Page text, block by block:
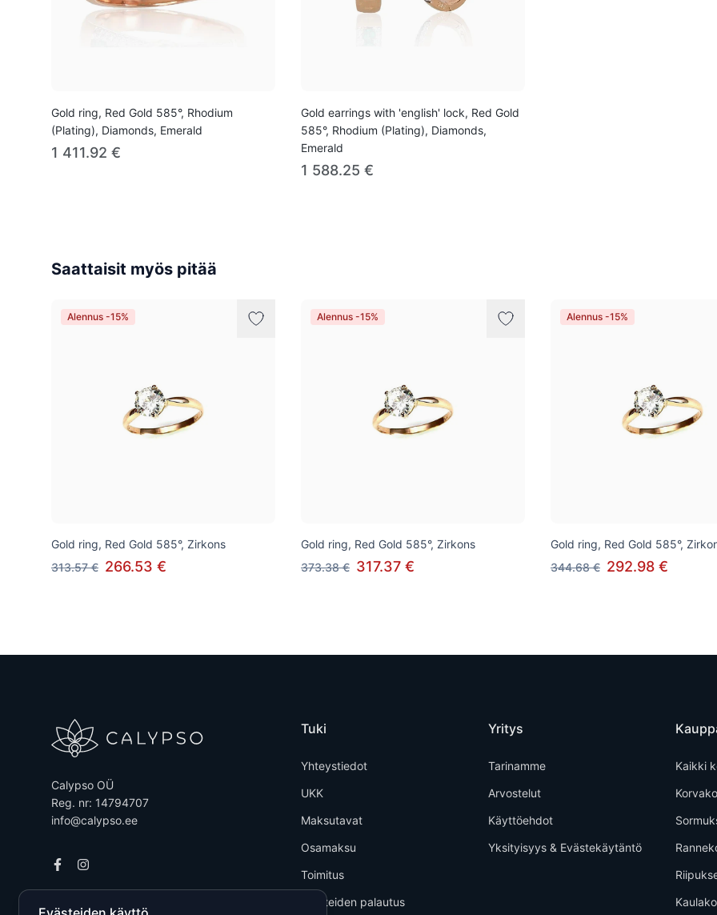
Gold ring, Red Gold 585°, Rhodium
(Plating), Diamonds, Emerald
1 411.92 €
Gold earrings with 'english' lock, Red Gold
585°, Rhodium (Plating), Diamonds,
Emerald
1 588.25 €
Saattaisit myös pitää
Alennus -15%
Gold ring, Red Gold 585°, Zirkons
313.57 € 266.53 €
Alennus -15%
Gold ring, Red Gold 585°, Zirkons
373.38 € 317.37 €
Alennus -15%
Gold ring, Red Gold 585°,
344.68 € 292.98 €
Calypso OÜ
Reg. nr: 14794707
info@calypso.ee
Tuki
Yhteystiedot
UKK
Maksutavat
Osamaksu
Toimitus
Tuotteiden palautus
Yritys
Tarinamme
Arvostelut
Käyttöehdot
Yksityisyys & Evästekäytäntö
Kaikki